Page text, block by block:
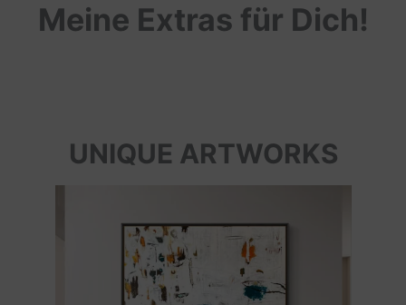
Meine Extras für Dich!
UNIQUE ARTWORKS